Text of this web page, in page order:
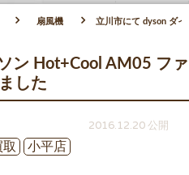
扇風機 立川市にて dyson ダ
ン Hot+Cool AM05 ファ
した
2016.12.20 公開
取 小平店